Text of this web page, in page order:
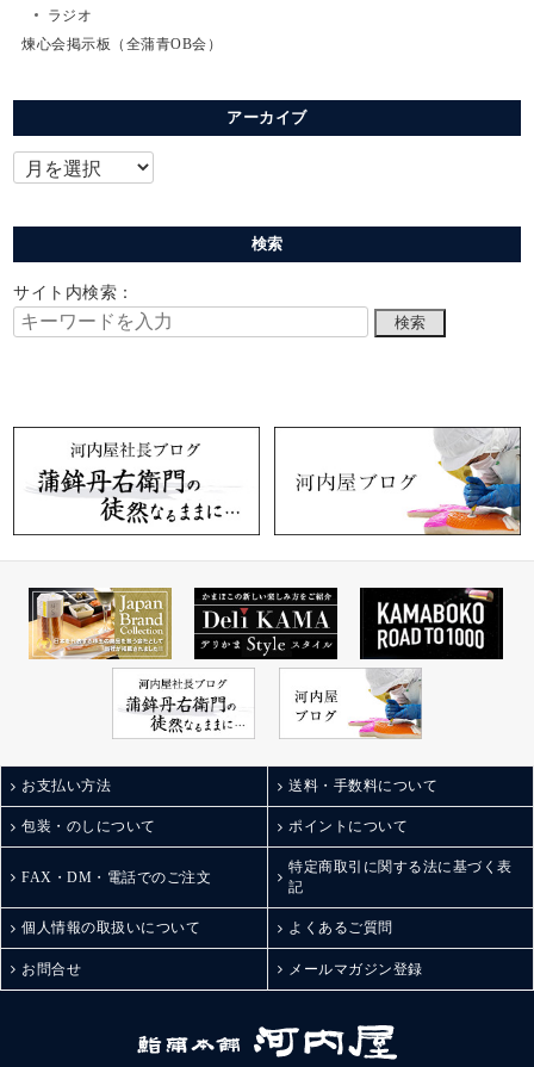
ラジオ
煉心会掲示板（全蒲青OB会）
アーカイブ
検索
サイト内検索：
お支払い方法 送料・手数料について
包装・のしについて ポイントについて
FAX・DM・電話でのご注文
特定商取引に関する法に基づく表
記
個人情報の取扱いについて よくあるご質問
お問合せ メールマガジン登録